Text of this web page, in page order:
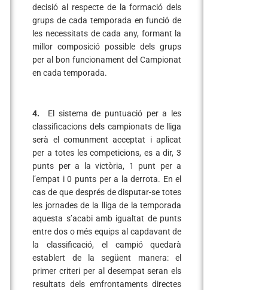
decisió al respecte de la formació dels
grups de cada temporada en funció de
les necessitats de cada any, formant la
millor composició possible dels grups
per al bon funcionament del Campionat
en cada temporada.
4. El sistema de puntuació per a les
classificacions dels campionats de lliga
serà el comunment acceptat i aplicat
per a totes les competicions, es a dir, 3
punts per a la victòria, 1 punt per a
l’empat i 0 punts per a la derrota. En el
cas de que després de disputar-se totes
les jornades de la lliga de la temporada
aquesta s’acabi amb igualtat de punts
entre dos o més equips al capdavant de
la classificació, el campió quedarà
establert de la següent manera: el
primer criteri per al desempat seran els
resultats dels emfrontaments directes